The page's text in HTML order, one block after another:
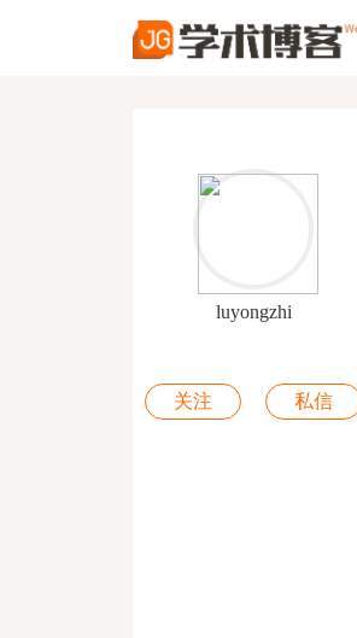
luyongzhi
关注 私信